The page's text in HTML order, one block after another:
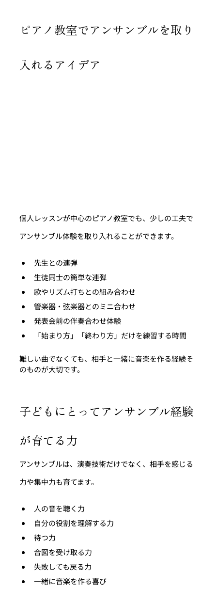
ピアノ教室でアンサンブルを取り
入れるアイデア
個人レッスンが中心のピアノ教室でも、少しの工夫で
アンサンブル体験を取り入れることができます。
先生との連弾
生徒同士の簡単な連弾
歌やリズム打ちとの組み合わせ
管楽器・弦楽器とのミニ合わせ
発表会前の伴奏合わせ体験
「始まり方」「終わり方」だけを練習する時間
難しい曲でなくても、相手と一緒に音楽を作る経験そ
のものが大切です。
子どもにとってアンサンブル経験
が育てる力
アンサンブルは、演奏技術だけでなく、相手を感じる
力や集中力も育てます。
人の音を聴く力
自分の役割を理解する力
待つ力
合図を受け取る力
失敗しても戻る力
一緒に音楽を作る喜び